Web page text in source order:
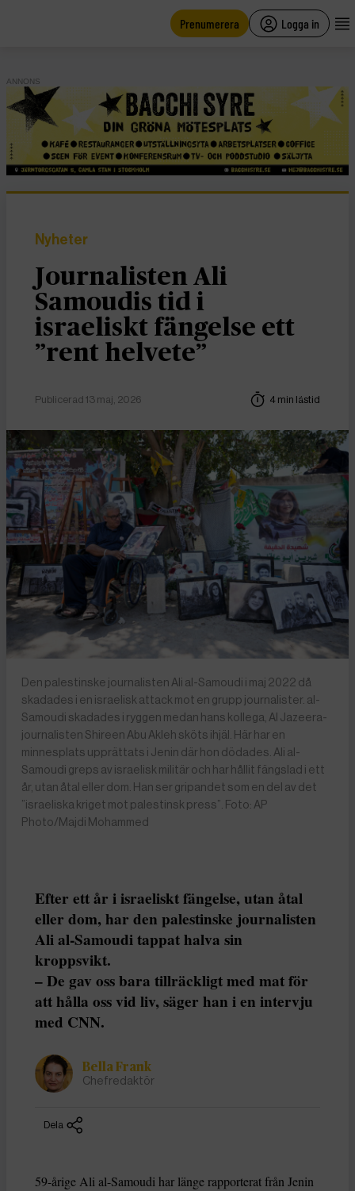
Prenumerera Logga in
ANNONS
Nyheter
Journalisten Ali
Samoudis tid i
israeliskt fängelse ett
”rent helvete”
Publicerad 13 maj, 2026 4 min lästid
Den palestinske journalisten Ali al-Samoudi i maj 2022 då
skadades i en israelisk attack mot en grupp journalister. al-
Samoudi skadades i ryggen medan hans kollega, Al Jazeera-
journalisten Shireen Abu Akleh sköts ihjäl. Här har en
minnesplats upprättats i Jenin där hon dödades. Ali al-
Samoudi greps av israelisk militär och har hållit fängslad i ett
år, utan åtal eller dom. Han ser gripandet som en del av det
”israeliska kriget mot palestinsk press”. Foto: AP
Photo/Majdi Mohammed
Efter ett år i israeliskt fängelse, utan åtal
eller dom, har den palestinske journalisten
Ali al-Samoudi tappat halva sin
kroppsvikt.
– De gav oss bara tillräckligt med mat för
att hålla oss vid liv, säger han i en intervju
med CNN.
Bella Frank
Chefredaktör
Dela
59-årige Ali al-Samoudi har länge rapporterat från Jenin